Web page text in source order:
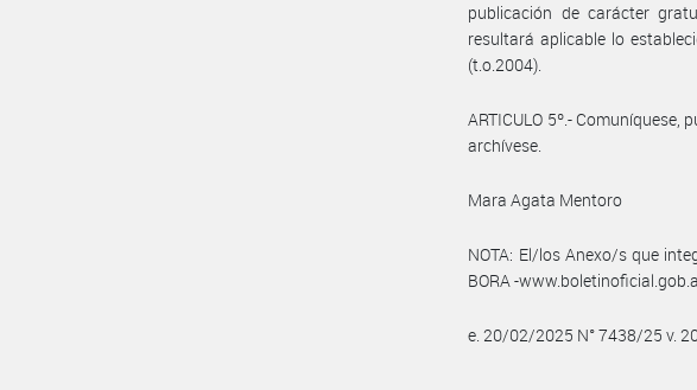
publicación de carácter
resultará aplicable lo
(t.o.2004).
ARTICULO 5º.- Comuníquese,
archívese.
Mara Agata Mentoro
NOTA: El/los Anexo/s que
BORA -
e. 20/02/2025 N° 7438/25 v.